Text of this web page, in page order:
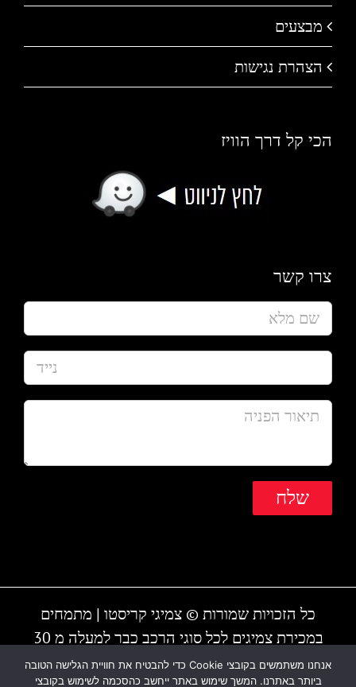
מבצעים
הצהרת נגישות
הכי קל דרך הוויז
צרו קשר
כל הזכויות שמורות © צמיגי קריסטו | מתמחים
במכירת צמיגים לכל סוגי הרכב כבר למעלה מ 30
שנה | המקום עובד גם בשבת | חייגו - 1-700-700-
אנחנו משתמשים בקובצי Cookie כדי להבטיח את חוויית הגלישה הטובה
ביותר באתרנו. המשך שימוש באתר ייחשב כהסכמה לשימוש בקובצי